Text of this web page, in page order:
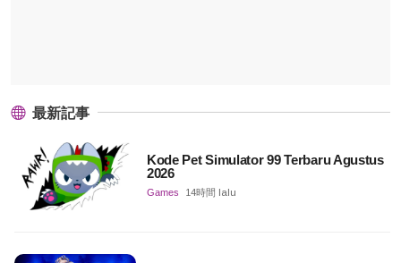
最新記事
Kode Pet Simulator 99 Terbaru Agustus
2026
Games 14時間 lalu